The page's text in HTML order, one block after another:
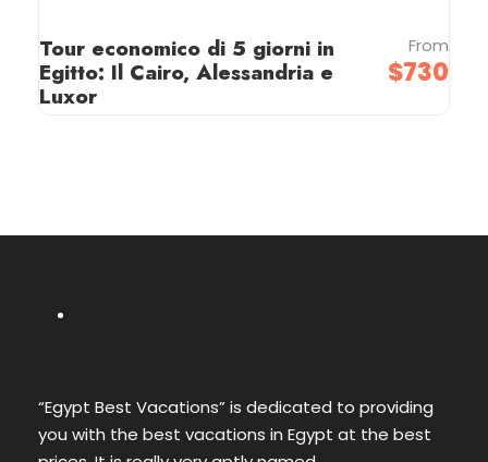
Tour economico di 5 giorni in
Egitto: Il Cairo, Alessandria e
Luxor
From
$730
“Egypt Best Vacations” is dedicated to providing
you with the best vacations in Egypt at the best